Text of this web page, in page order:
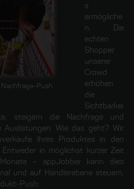
Push.
s
ermögliche
n. Die
echten
Shopper
unserer
Crowd
erhöhen
die
Sichtbarkei
steigern die Nachfrage und
Auslistungen. Wie das geht? Wir
ihres Produktes in den
in möglichst kurzer Zeit
– appJobber kann dies
und auf Händlerebene steuern.
Push: